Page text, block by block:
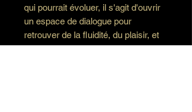
qui pourrait évoluer, il s'agit d'ouvrir
un espace de dialogue pour
retrouver de la fluidité, du plaisir, et
plus de présence dans les moments